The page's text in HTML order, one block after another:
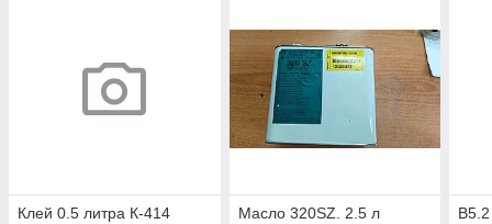
Клей 0.5 литра К-414 Масло 320SZ. 2.5 л B5.2